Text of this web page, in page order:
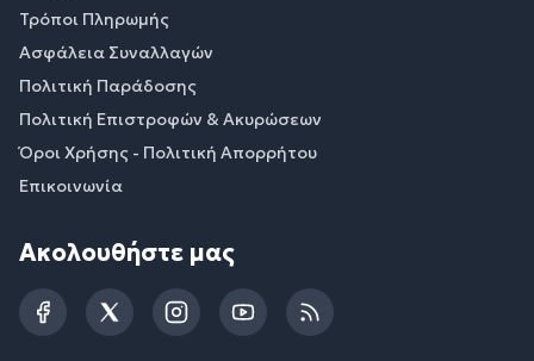
Τρόποι Πληρωμής
Ασφάλεια Συναλλαγών
Πολιτική Παράδοσης
Πολιτική Επιστροφών & Ακυρώσεων
Όροι Χρήσης - Πολιτική Απορρήτου
Επικοινωνία
Ακολουθήστε μας
FacebookTwitterInstagramYouTubeRSS